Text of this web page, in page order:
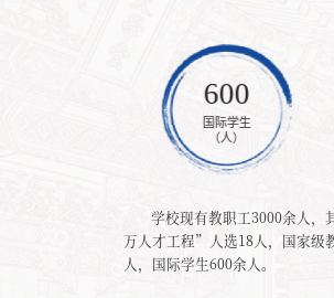
600
国际学生
（人）
学校现有教职工3000余人
万人才工程”人选18人，国家级
人，国际学生600余人。